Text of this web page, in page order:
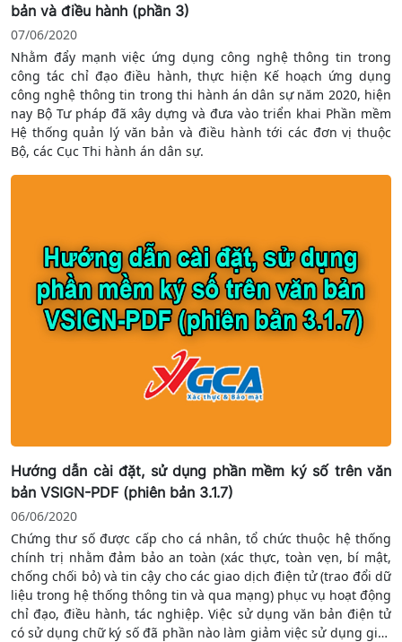
bản và điều hành (phần 3)
07/06/2020
Nhằm đẩy mạnh việc ứng dụng công nghệ thông tin trong
công tác chỉ đạo điều hành, thực hiện Kế hoạch ứng dụng
công nghệ thông tin trong thi hành án dân sự năm 2020, hiện
nay Bộ Tư pháp đã xây dựng và đưa vào triển khai Phần mềm
Hệ thống quản lý văn bản và điều hành tới các đơn vị thuộc
Bộ, các Cục Thi hành án dân sự.
Hướng dẫn cài đặt, sử dụng phần mềm ký số trên văn
bản VSIGN-PDF (phiên bản 3.1.7)
06/06/2020
Chứng thư số được cấp cho cá nhân, tổ chức thuộc hệ thống
chính trị nhằm đảm bảo an toàn (xác thực, toàn vẹn, bí mật,
chống chối bỏ) và tin cậy cho các giao dịch điện tử (trao đổi dữ
liệu trong hệ thống thông tin và qua mạng) phục vụ hoạt động
chỉ đạo, điều hành, tác nghiệp. Việc sử dụng văn bản điện tử
có sử dụng chữ ký số đã phần nào làm giảm việc sử dụng giấy